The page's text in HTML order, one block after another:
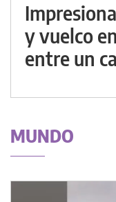
y vuelco
entre un
MUNDO